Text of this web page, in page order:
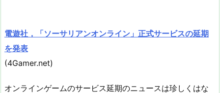
電遊社，「ソーサリアンオンライン」正式サービスの延期
を発表
(4Gamer.net)
オンラインゲームのサービス延期のニュースは珍しくはな